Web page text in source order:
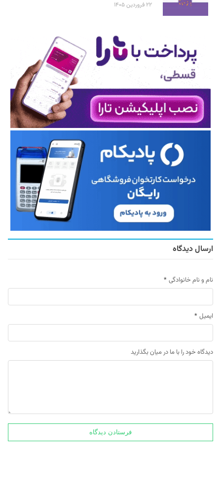
۲۲ فروردین ۱۴۰۵
ارسال دیدگاه
نام و نام خانوادگی *
ایمیل *
دیدگاه خود را با ما در میان بگذارید